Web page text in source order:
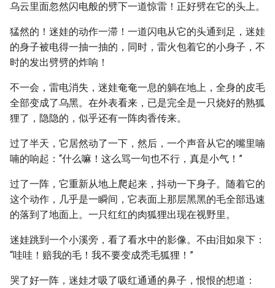
乌云里面忽然闪电般的劈下一道惊雷！正好劈在它的头上。
猛然的！迷娃的动作一滞！一道闪电从它的头通到足，迷娃
的身子被电得一抽一抽的，同时，雷火包着它的小身子，不
时的发出劈劈的炸响！
不一会，雷电消失，迷娃奄奄一息的躺在地上，全身的皮毛
全部变成了乌黑。在外表看来，已是完全是一只烧好的熟狐
狸了，隐隐的，似乎还有一阵肉香传来。
过了半天，它居然动了一下，然后，一个声音从它的嘴里喃
喃的响起：“什么嘛！这么骂一句也不行，真是小气！”
过了一阵，它重新从地上爬起来，抖动一下身子。随着它的
这个动作，几乎是一瞬间，它表面上那层黑黑的毛全部迅速
的落到了地面上。一只红红的肉狐狸出现在视野里。
迷娃跳到一个小溪旁，看了看水中的影像。不由泪如泉下：
“哇哇！赔我的毛！我不要变成秃毛狐狸！”
哭了好一阵，迷娃才吸了吸红通通的鼻子，恨恨的想道：